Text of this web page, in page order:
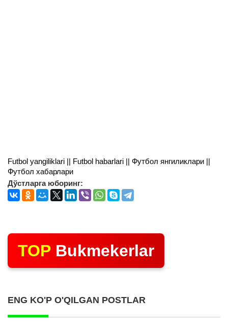
Futbol yangiliklari || Futbol habarlari || Футбол янгиликлари ||
Футбол хабарлари
Дўстларга юборинг:
TOP Bukmekerlar
ENG KO'P O'QILGAN POSTLAR